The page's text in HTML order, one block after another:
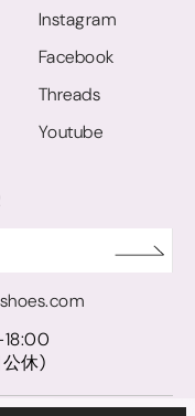
Instagram
Facebook
Threads
Youtube
休)